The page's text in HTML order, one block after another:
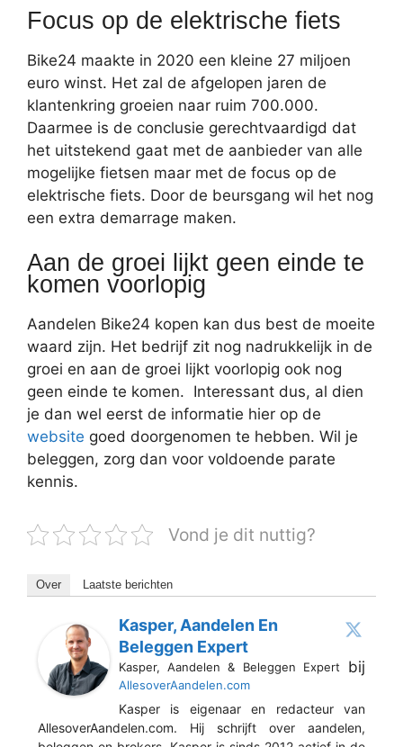
Focus op de elektrische fiets
Bike24 maakte in 2020 een kleine 27 miljoen
euro winst. Het zal de afgelopen jaren de
klantenkring groeien naar ruim 700.000.
Daarmee is de conclusie gerechtvaardigd dat
het uitstekend gaat met de aanbieder van alle
mogelijke fietsen maar met de focus op de
elektrische fiets. Door de beursgang wil het nog
een extra demarrage maken.
Aan de groei lijkt geen einde te
komen voorlopig
Aandelen Bike24 kopen kan dus best de moeite
waard zijn. Het bedrijf zit nog nadrukkelijk in de
groei en aan de groei lijkt voorlopig ook nog
geen einde te komen. Interessant dus, al dien
je dan wel eerst de informatie hier op de
website goed doorgenomen te hebben. Wil je
beleggen, zorg dan voor voldoende parate
kennis.
Vond je dit nuttig?
Over Laatste berichten
Kasper, Aandelen En
Beleggen Expert
Kasper, Aandelen & Beleggen Expert bij
AllesoverAandelen.com
Kasper is eigenaar en redacteur van
AllesoverAandelen.com. Hij schrijft over aandelen,